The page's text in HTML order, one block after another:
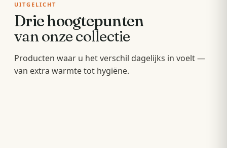
UITGELICHT
Drie hoogtepunten
van onze collectie
Producten waar u het verschil dagelijks in voelt —
van extra warmte tot hygiëne.
Badkamermeubels
Hang- en staande meubels met soft-close — op
Sunshowers
Spoeltoiletten